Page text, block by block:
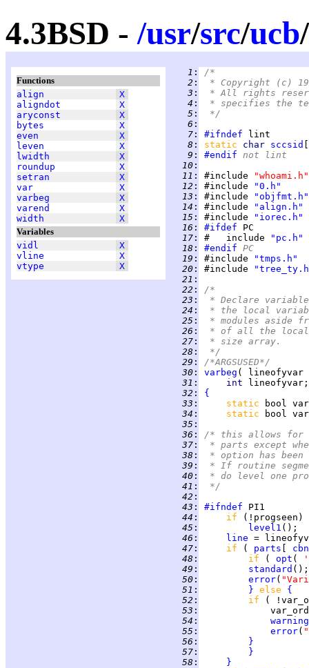
4.3BSD -/usr/src/ucb/
Functions
align
X
aligndot
X
aryconst
X
bytes
X
even
X
leven
X
lwidth
X
roundup
X
setran
X
var
X
varbeg
X
varend
X
width
X
Variables
vidl
X
vline
X
vtype
X
   1
:
/*
   2
:
* Copyright (c)
   3
:
* All rights
   4
:
* specifies the
   5
:
*/
   6
:
   7
: #ifndef
   8
: static char sccsid
   9
: #endif not lint
  10
:
  11
: #include
"whoami.h"
  12
: #include
"0.h"
  13
: #include
"objfmt.h"
  14
: #include
"align.h"
  15
: #include
"iorec.h"
  16
: #ifdef
  17
: #   include
"pc.h"
  18
: #endif PC
  19
: #include
"tmps.h"
  20
: #include
  21
:
  22
:
/*
  23
:
* Declare
  24
:
* the local
  25
:
* modules aside
  26
:
* of all the local
  27
:
* size array.
  28
:
*/
  29
:
/*ARGSUSED*/
  30
:
varbeg
  31
:
int
  32
:
{
  33
:
static
  34
:
static
  35
:
  36
:
/* this allows for
  37
:
* parts except
  38
:
* option has
  39
:
* If routine
  40
:
* do level one
  41
:
*/
  42
:
  43
: #ifndef
  44
: if
  45
: level1
  46
:
line
  47
: if ( parts
cbn
  48
: if ( opt (
  49
:
standard
  50
: error(
  51
: } else {
  52
: if
(
  53
:
  54
:
warning
  55
: error(
  56
:
}
  57
:
}
  58
:
}